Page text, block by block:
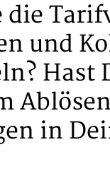
die
und
Hast
in